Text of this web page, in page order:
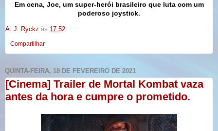
Em cena, Joe, um super-herói brasileiro que luta com um
poderoso joystick.
A. J. Ryckz às 17:52
Compartilhar
QUINTA-FEIRA, 18 DE FEVEREIRO DE 2021
[Cinema] Trailer de Mortal Kombat vaza
antes da hora e cumpre o prometido.